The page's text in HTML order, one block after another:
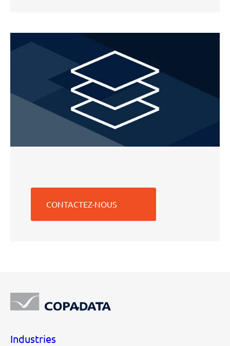
CONTACTEZ-NOUS
Industries